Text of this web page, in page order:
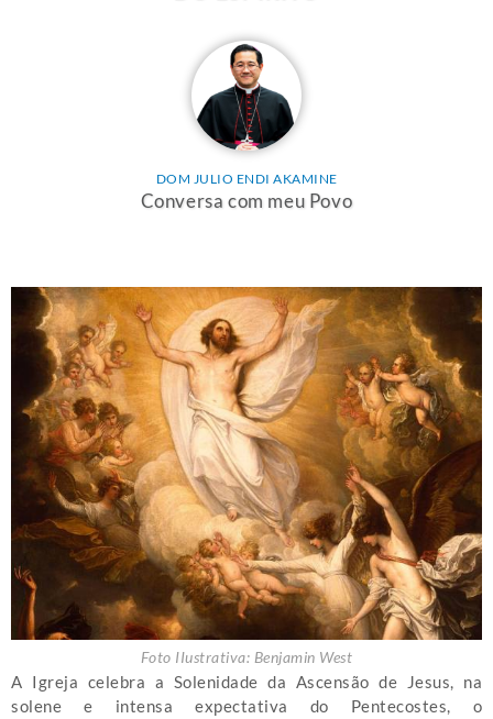
DOM JULIO ENDI AKAMINE
Conversa com meu Povo
Foto IIustrativa: Benjamin West
A Igreja celebra a Solenidade da Ascensão de Jesus, na
solene e intensa expectativa do Pentecostes, o